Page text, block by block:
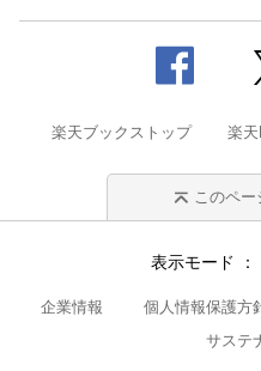
楽天ブックストップ 楽
このペー
表示モード
企業情報 個人情報保護方
サステ